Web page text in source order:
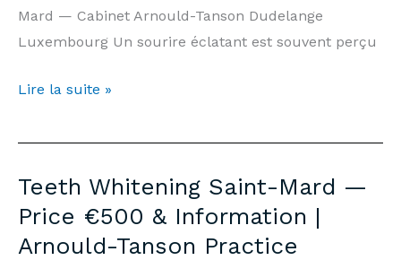
Mard — Cabinet Arnould-Tanson Dudelange
Luxembourg Un sourire éclatant est souvent perçu
Blanchiment
Saint-
—
Prix
500€
Lire la suite »
Teeth Whitening Saint-Mard —
Price €500 & Information |
Arnould-Tanson Practice